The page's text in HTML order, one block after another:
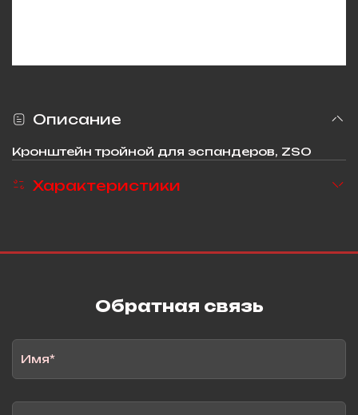
Описание
Кронштейн тройной для эспандеров, ZSO
Характеристики
Обратная связь